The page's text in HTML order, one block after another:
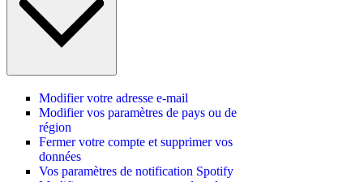
Modifier votre adresse e-mail
Modifier vos paramètres de pays ou de
région
Fermer votre compte et supprimer vos
données
Vos paramètres de notification Spotify